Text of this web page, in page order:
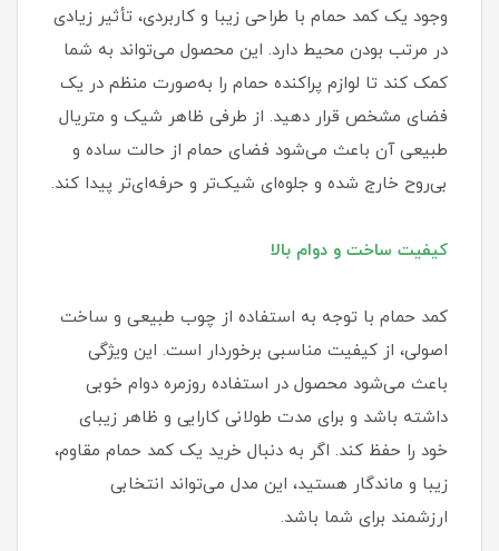
وجود یک کمد حمام با طراحی زیبا و کاربردی، تأثیر زیادی
در مرتب بودن محیط دارد. این محصول می‌تواند به شما
کمک کند تا لوازم پراکنده حمام را به‌صورت منظم در یک
فضای مشخص قرار دهید. از طرفی ظاهر شیک و متریال
طبیعی آن باعث می‌شود فضای حمام از حالت ساده و
بی‌روح خارج شده و جلوه‌ای شیک‌تر و حرفه‌ای‌تر پیدا کند.
کیفیت ساخت و دوام بالا
کمد حمام با توجه به استفاده از چوب طبیعی و ساخت
اصولی، از کیفیت مناسبی برخوردار است. این ویژگی
باعث می‌شود محصول در استفاده روزمره دوام خوبی
داشته باشد و برای مدت طولانی کارایی و ظاهر زیبای
خود را حفظ کند. اگر به دنبال خرید یک کمد حمام مقاوم،
زیبا و ماندگار هستید، این مدل می‌تواند انتخابی
ارزشمند برای شما باشد.